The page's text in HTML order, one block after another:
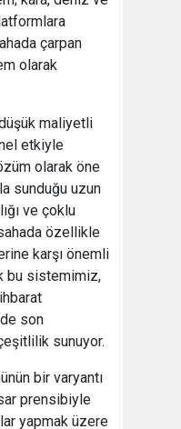
çarpan
olarak
maliyetli
etkiyle
olarak öne
sunduğu uzun
ve çoklu
özellikle
karşı önemli
bu sistemimiz,
son
sunuyor.
bir varyantı
prensibiyle
yapmak üzere